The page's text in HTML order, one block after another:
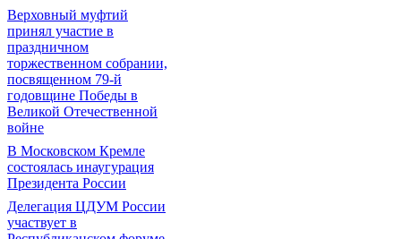
Верховный муфтий
принял участие в
праздничном
торжественном собрании,
посвященном 79-й
годовщине Победы в
Великой Отечественной
войне
В Московском Кремле
состоялась инаугурация
Президента России
Делегация ЦДУМ России
участвует в